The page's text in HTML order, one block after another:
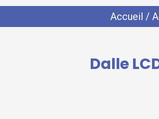
Accueil /
Dalle